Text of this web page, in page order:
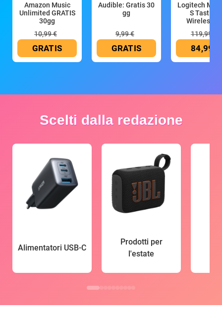
Amazon Music
Unlimited GRATIS
30gg
10,99 €
GRATIS
Audible: Gratis 30
gg
9,99 €
GRATIS
Logitech MX
S Tastiera
Wireless
119,99 €
84,99 €
Scelti dalla redazione
Alimentatori USB-C
Prodotti per
l'estate